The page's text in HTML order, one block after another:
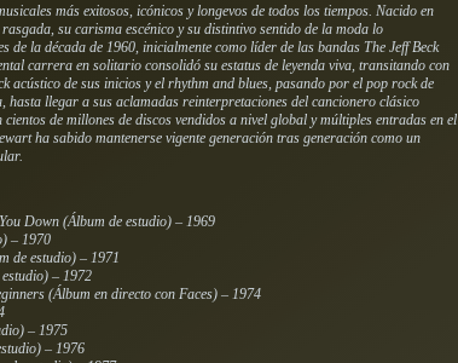
más exitosos, icónicos y longevos de todos los tiempos. Nacido en
su carisma escénico y su distintivo sentido de la moda lo
de la década de 1960, inicialmente como líder de las bandas The Jeff Beck
carrera en solitario consolidó su estatus de leyenda viva, transitando con
acústico de sus inicios y el rhythm and blues, pasando por el pop rock de
hasta llegar a sus aclamadas reinterpretaciones del cancionero clásico
de millones de discos vendidos a nivel global y múltiples entradas en el
ha sabido mantenerse vigente generación tras generación como un
Down (Álbum de estudio) – 1969
– 1970
de estudio) – 1971
– 1972
(Álbum en directo con Faces) – 1974
– 1975
– 1976